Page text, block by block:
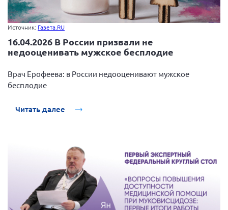
Источник: Газета.RU
16.04.2026 В России призвали не
недооценивать мужское бесплодие
Врач Ерофеева: в России недооценивают мужское
бесплодие
Читать далее